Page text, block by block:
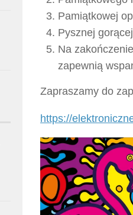
Pamiątkowej
Pysznej
Na
zapewnią
Zapraszamy do
https://